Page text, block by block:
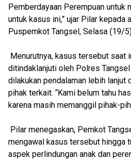
Pemberdayaan Perempuan untuk
untuk kasus ini,” ujar Pilar kepada
Puspemkot Tangsel, Selasa (19/
Menurutnya, kasus tersebut saat
ditindaklanjuti oleh Polres
dilakukan pendalaman lebih lanjut
pihak terkait. “Kami belum tahu
karena masih memanggil pihak-
Pilar menegaskan, Pemkot
mengawal kasus tersebut hingga
aspek perlindungan anak dan